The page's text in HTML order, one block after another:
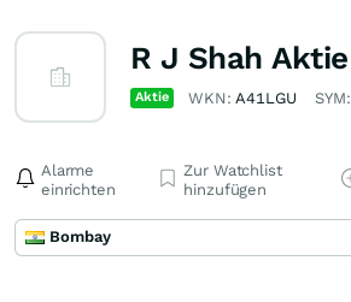
R J Shah Aktie
Aktie WKN:A41LGU SYM:
Alarme
einrichten
Zur Watchlist
hinzufügen
Bombay